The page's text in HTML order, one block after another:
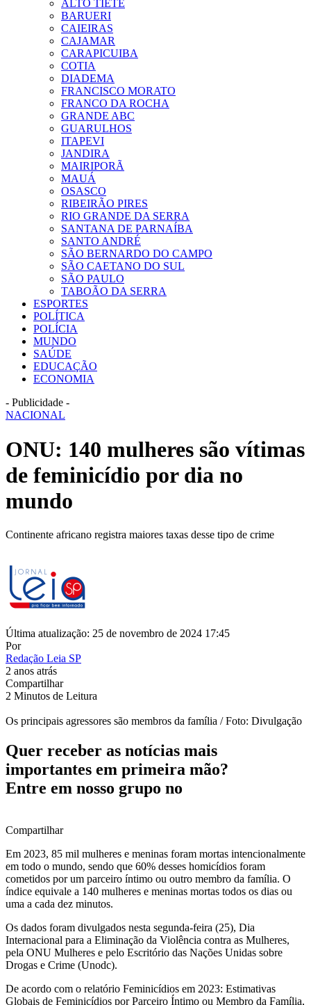
ALTO TIETÊ
BARUERI
CAIEIRAS
CAJAMAR
CARAPICUIBA
COTIA
DIADEMA
FRANCISCO MORATO
FRANCO DA ROCHA
GRANDE ABC
GUARULHOS
ITAPEVI
JANDIRA
MAIRIPORÃ
MAUÁ
OSASCO
RIBEIRÃO PIRES
RIO GRANDE DA SERRA
SANTANA DE PARNAÍBA
SANTO ANDRÉ
SÃO BERNARDO DO CAMPO
SÃO CAETANO DO SUL
SÃO PAULO
TABOÃO DA SERRA
ESPORTES
POLÍTICA
POLÍCIA
MUNDO
SAÚDE
EDUCAÇÃO
ECONOMIA
- Publicidade -
NACIONAL
ONU: 140 mulheres são vítimas
de feminicídio por dia no
mundo
Continente africano registra maiores taxas desse tipo de crime
Última atualização: 25 de novembro de 2024 17:45
Por
Redação Leia SP
2 anos atrás
Compartilhar
2 Minutos de Leitura
Os principais agressores são membros da família / Foto: Divulgação
Quer receber as notícias mais
importantes em primeira mão?
Entre em nosso grupo no
Compartilhar
Em 2023, 85 mil mulheres e meninas foram mortas intencionalmente
em todo o mundo, sendo que 60% desses homicídios foram
cometidos por um parceiro íntimo ou outro membro da família. O
índice equivale a 140 mulheres e meninas mortas todos os dias ou
uma a cada dez minutos.
Os dados foram divulgados nesta segunda-feira (25), Dia
Internacional para a Eliminação da Violência contra as Mulheres,
pela ONU Mulheres e pelo Escritório das Nações Unidas sobre
Drogas e Crime (Unodc).
De acordo com o relatório Feminicídios em 2023: Estimativas
Globais de Feminicídios por Parceiro Íntimo ou Membro da Família,